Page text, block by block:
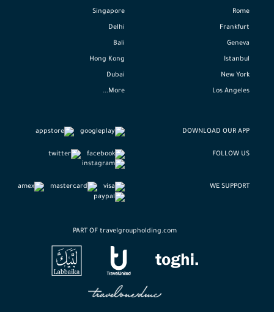
Rome
Frankfurt
Geneva
Istanbul
New York
Los Angeles
Singapore
Delhi
Bali
Hong Kong
Dubai
More...
DOWNLOAD OUR APP
FOLLOW US
WE SUPPORT
PART OF travelgroupholding.com